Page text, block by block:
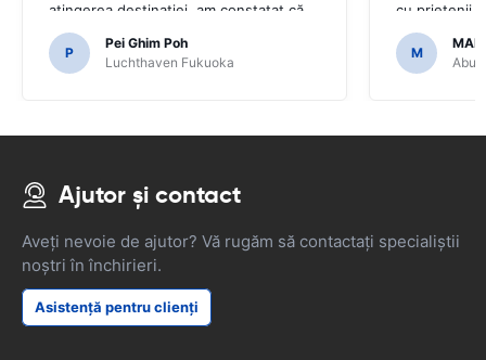
atingerea destinației, am constatat că
mașina a venit cu GPS.Ar fi fost
groaznic dacă am fi decis să cumpărăm
un GPS așa cum era necesar pentru a
P
Pei Ghim Poh
Luchthaven Fukuoka
cu prietenii
mulțumim
ușoară.
M
Abu
Ajutor și contact
Aveți nevoie de ajutor? Vă rugăm să contactați specialiștii
noștri în închirieri.
Asistență pentru clienți